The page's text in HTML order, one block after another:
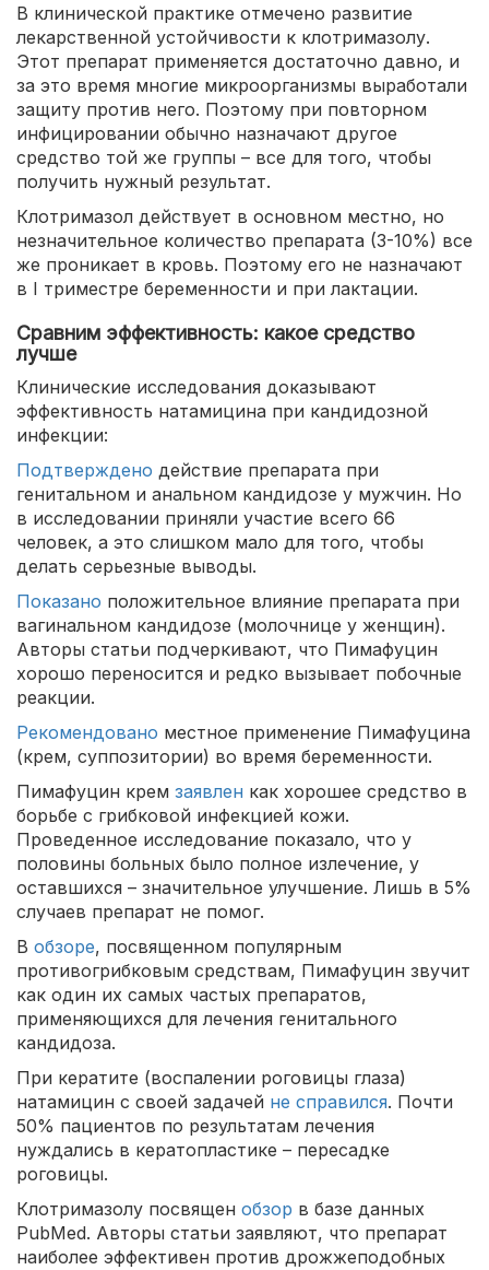
В клинической практике отмечено развитие
лекарственной устойчивости к клотримазолу.
Этот препарат применяется достаточно давно, и
за это время многие микроорганизмы выработали
защиту против него. Поэтому при повторном
инфицировании обычно назначают другое
средство той же группы – все для того, чтобы
получить нужный результат.
Клотримазол действует в основном местно, но
незначительное количество препарата (3-10%) все
же проникает в кровь. Поэтому его не назначают
в I триместре беременности и при лактации.
Сравним эффективность: какое средство
лучше
Клинические исследования доказывают
эффективность натамицина при кандидозной
инфекции:
Подтверждено действие препарата при
генитальном и анальном кандидозе у мужчин. Но
в исследовании приняли участие всего 66
человек, а это слишком мало для того, чтобы
делать серьезные выводы.
Показано положительное влияние препарата при
вагинальном кандидозе (молочнице у женщин).
Авторы статьи подчеркивают, что Пимафуцин
хорошо переносится и редко вызывает побочные
реакции.
Рекомендовано местное применение Пимафуцина
(крем, суппозитории) во время беременности.
Пимафуцин крем заявлен как хорошее средство в
борьбе с грибковой инфекцией кожи.
Проведенное исследование показало, что у
половины больных было полное излечение, у
оставшихся – значительное улучшение. Лишь в 5%
случаев препарат не помог.
В обзоре, посвященном популярным
противогрибковым средствам, Пимафуцин звучит
как один их самых частых препаратов,
применяющихся для лечения генитального
кандидоза.
При кератите (воспалении роговицы глаза)
натамицин с своей задачей не справился. Почти
50% пациентов по результатам лечения
нуждались в кератопластике – пересадке
роговицы.
Клотримазолу посвящен обзор в базе данных
PubMed. Авторы статьи заявляют, что препарат
наиболее эффективен против дрожжеподобных